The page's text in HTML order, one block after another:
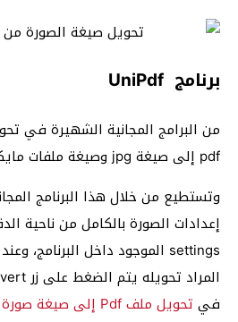
برنامج UniPdf
من البرامج المجانية الشهيرة في
pdf إلى صيغة jpg وصيغة ملفات مايكروسوفت وورد النصية.
وتستطيع من خلال هذا البرنامج
إعدادات الصورة بالكامل من ناحية
في تحويل ملف Pdf إلى صيغة صورة jpg